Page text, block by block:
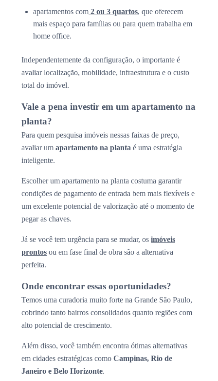
apartamentos com 2 ou 3 quartos, que oferecem
mais espaço para famílias ou para quem trabalha em
home office.
Independentemente da configuração, o importante é
avaliar localização, mobilidade, infraestrutura e o custo
total do imóvel.
Vale a pena investir em um apartamento na
planta?
Para quem pesquisa imóveis nessas faixas de preço,
avaliar um apartamento na planta é uma estratégia
inteligente.
Escolher um apartamento na planta costuma garantir
condições de pagamento de entrada bem mais flexíveis e
um excelente potencial de valorização até o momento de
pegar as chaves.
Já se você tem urgência para se mudar, os imóveis
prontos ou em fase final de obra são a alternativa
perfeita.
Onde encontrar essas oportunidades?
Temos uma curadoria muito forte na Grande São Paulo,
cobrindo tanto bairros consolidados quanto regiões com
alto potencial de crescimento.
Além disso, você também encontra ótimas alternativas
em cidades estratégicas como Campinas, Rio de
Janeiro e Belo Horizonte.